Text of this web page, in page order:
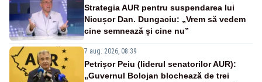
Strategia AUR pentru suspendarea lui
Nicușor Dan. Dungaciu: „Vrem să vedem
cine semnează și cine nu”
7 aug. 2026, 08:39
Petrișor Peiu (liderul senatorilor AUR):
„Guvernul Bolojan blochează de trei